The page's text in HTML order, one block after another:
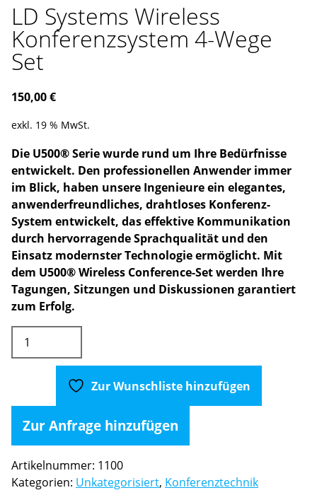
LD Systems Wireless
Konferenzsystem 4-Wege
Set
150,00€
exkl. 19 % MwSt.
Die U500® Serie wurde rund um Ihre Bedürfnisse
entwickelt. Den professionellen Anwender immer
im Blick, haben unsere Ingenieure ein elegantes,
anwenderfreundliches, drahtloses Konferenz-
System entwickelt, das effektive Kommunikation
durch hervorragende Sprachqualität und den
Einsatz modernster Technologie ermöglicht. Mit
dem U500® Wireless Conference-Set werden Ihre
Tagungen, Sitzungen und Diskussionen garantiert
zum Erfolg.
Systems
Konferenzsystem
Wege
Set
Zur Wunschliste hinzufügen
Zur Anfrage hinzufügen
Artikelnummer: 1100
Kategorien: Unkategorisiert, Konferenztechnik